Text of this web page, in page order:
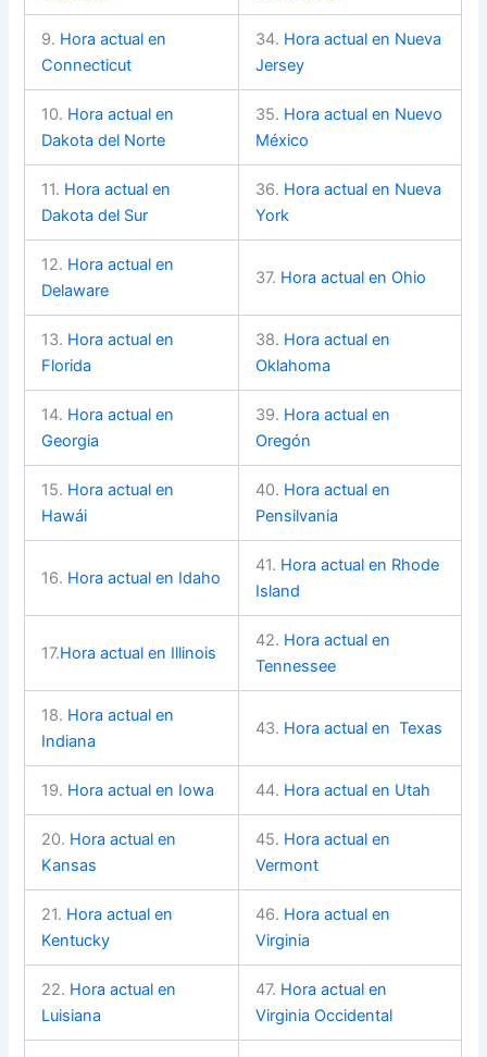
9. Hora actual en
Connecticut
34. Hora actual en Nueva
Jersey
10. Hora actual en
Dakota del Norte
35. Hora actual en Nuevo
México
11. Hora actual en
Dakota del Sur
36. Hora actual en Nueva
York
12. Hora actual en
Delaware
37. Hora actual en Ohio
13. Hora actual en
Florida
38. Hora actual en
Oklahoma
14. Hora actual en
Georgia
39. Hora actual en
Oregón
15. Hora actual en
Hawái
40. Hora actual en
Pensilvania
16. Hora actual en Idaho
41. Hora actual en Rhode
Island
17.Hora actual en Illinois
42. Hora actual en
Tennessee
18. Hora actual en
Indiana
43. Hora actual en Texas
19. Hora actual en Iowa 44. Hora actual en Utah
20. Hora actual en
Kansas
45. Hora actual en
Vermont
21. Hora actual en
Kentucky
46. Hora actual en
Virginia
22. Hora actual en
Luisiana
47. Hora actual en
Virginia Occidental